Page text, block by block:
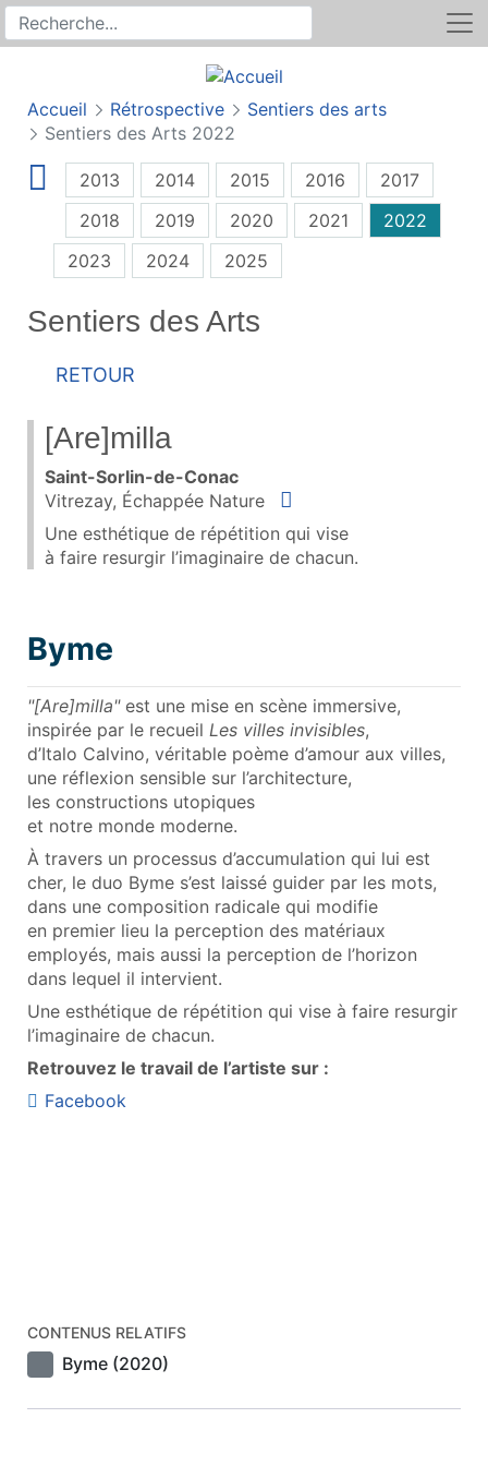
Recherche sur le site
Rechercher
Accueil Rétrospective
Sentiers des arts
Sentiers des Arts 2022
2013 2014 2015 2016
2017
2018
2019 2020 2021
2022
2023
2024 2025
Sentiers des Arts
Retour
[Are]milla
Saint-Sorlin-de-Conac
Vitrezay, Échappée Nature
Situer
Une esthétique de répétition qui vise
à faire resurgir l’imaginaire de chacun.
Byme
"[Are]milla" est une mise en scène immersive,
inspirée par le recueil Les villes invisibles,
d’Italo Calvino, véritable poème d’amour aux villes,
une réflexion sensible sur l’architecture,
les constructions utopiques
et notre monde moderne.
À travers un processus d’accumulation qui lui est
cher, le duo Byme s’est laissé guider par les mots,
dans une composition radicale qui modifie
en premier lieu la perception des matériaux
employés, mais aussi la perception de l’horizon
dans lequel il intervient.
Une esthétique de répétition qui vise à faire resurgir
l’imaginaire de chacun.
Retrouvez le travail de l’artiste sur :
Facebook
CONTENUS RELATIFS
Byme (2020)